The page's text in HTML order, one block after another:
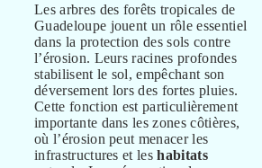
Les arbres des forêts tropicales de
Guadeloupe jouent un rôle essentiel
dans la protection des sols contre
l’érosion. Leurs racines profondes
stabilisent le sol, empêchant son
déversement lors des fortes pluies.
Cette fonction est particulièrement
importante dans les zones côtières,
où l’érosion peut menacer les
infrastructures et leshabitats